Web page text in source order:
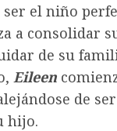
el niño
a consolidar
de su
Eileen
de
hijo.